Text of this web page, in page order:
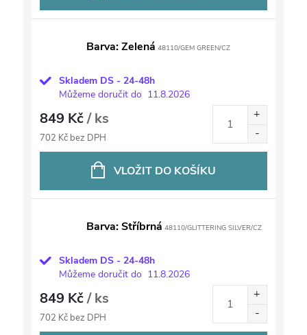
Barva: Zelená 48110/GEM GREEN/CZ
Skladem DS - 24-48h
Můžeme doručit do 11.8.2026
849 Kč/ ks
702 Kč bez DPH
VLOŽIT DO KOŠÍKU
Barva: Stříbrná 48110/GLITTERING SILVER/CZ
Skladem DS - 24-48h
Můžeme doručit do 11.8.2026
849 Kč/ ks
702 Kč bez DPH